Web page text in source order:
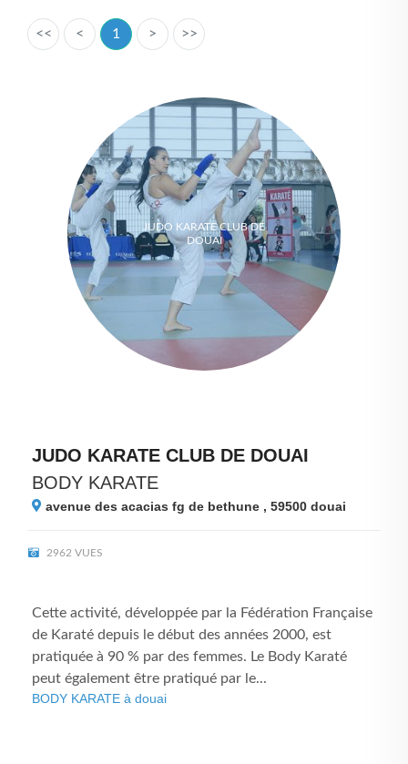
<< < 1 > >>
JUDO KARATE CLUB DE
DOUAI
JUDO KARATE CLUB DE DOUAI
BODY KARATE
avenue des acacias fg de bethune , 59500 douai
2962 VUES
Cette activité, développée par la Fédération Française
de Karaté depuis le début des années 2000, est
pratiquée à 90 % par des femmes. Le Body Karaté
peut également être pratiqué par le...
BODY KARATE à douai